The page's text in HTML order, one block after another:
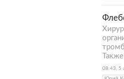
08:43, 5